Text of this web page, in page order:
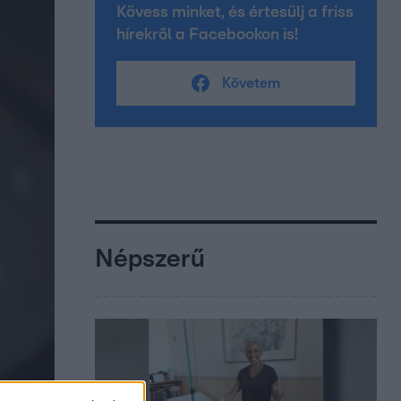
Kövess minket, és értesülj a friss
hírekről a Facebookon is!
Követem
Népszerű